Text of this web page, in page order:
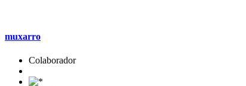
muxarro
Colaborador